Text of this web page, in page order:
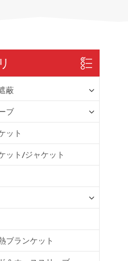
蔽
ブ
ット
ット/ジャケット
ブランケット